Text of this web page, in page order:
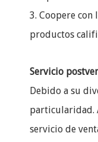
3. Coopere
productos
Servicio
Debido a su
particularidad.
servicio de